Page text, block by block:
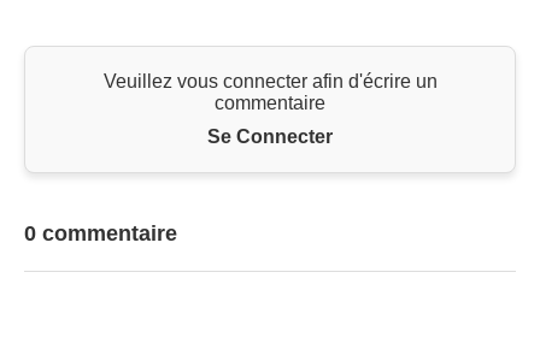
Veuillez vous connecter afin d'écrire un
commentaire
Se Connecter
0 commentaire